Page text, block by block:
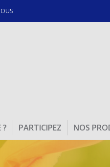
producteur
? PARTICIPEZ NOS